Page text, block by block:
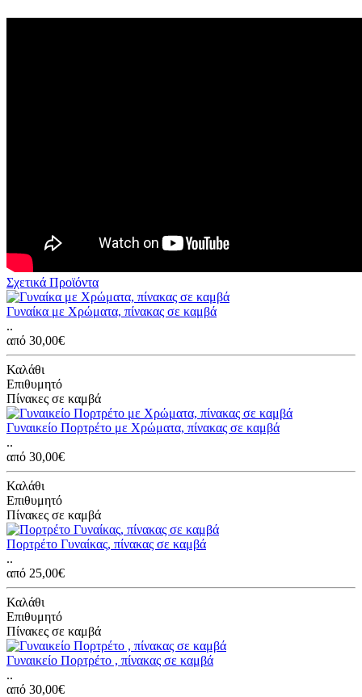
Σχετικά Προϊόντα
Γυναίκα με Χρώματα, πίνακας σε καμβά
..
από 30,00€
Καλάθι
Επιθυμητό
Πίνακες σε καμβά
Γυναικείο Πορτρέτο με Χρώματα, πίνακας σε καμβά
..
από 30,00€
Καλάθι
Επιθυμητό
Πίνακες σε καμβά
Πορτρέτο Γυναίκας, πίνακας σε καμβά
..
από 25,00€
Καλάθι
Επιθυμητό
Πίνακες σε καμβά
Γυναικείο Πορτρέτο , πίνακας σε καμβά
..
από 30,00€